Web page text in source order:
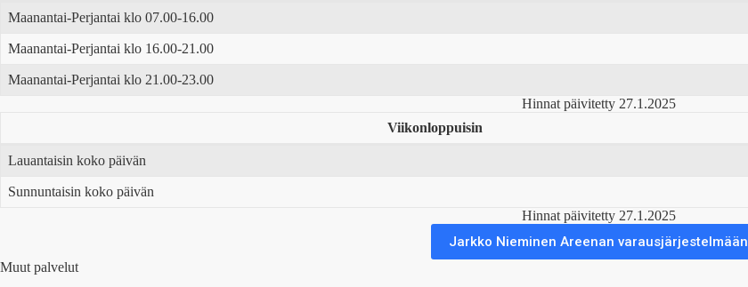
Maanantai-Perjantai klo 07.00-16.00
Maanantai-Perjantai klo 16.00-21.00
Maanantai-Perjantai klo 21.00-23.00
Hinnat päivitetty 27.1.2025
Viikonloppuisin
Lauantaisin koko päivän
Sunnuntaisin koko päivän
Hinnat päivitetty 27.1.2025
Jarkko Nieminen Areenan varausjärjestelmään
Muut palvelut